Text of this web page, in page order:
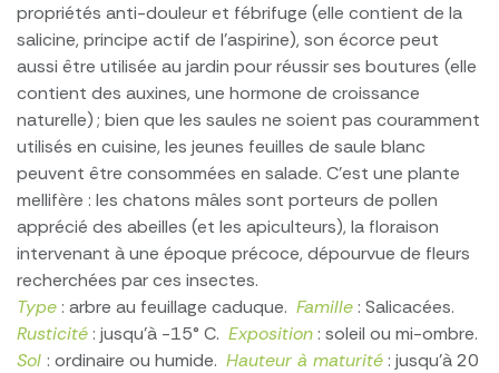
propriétés anti-douleur et fébrifuge (elle contient de la
salicine, principe actif de l’aspirine), son écorce peut
aussi être utilisée au jardin pour réussir ses boutures (elle
contient des auxines, une hormone de croissance
naturelle) ; bien que les saules ne soient pas couramment
utilisés en cuisine, les jeunes feuilles de saule blanc
peuvent être consommées en salade. C'est une plante
mellifère : les chatons mâles sont porteurs de pollen
apprécié des abeilles (et les apiculteurs), la floraison
intervenant à une époque précoce, dépourvue de fleurs
recherchées par ces insectes.
Type : arbre au feuillage caduque. Famille : Salicacées.
Rusticité : jusqu’à -15° C. Exposition : soleil ou mi-ombre.
Sol : ordinaire ou humide. Hauteur à maturité : jusqu’à 20